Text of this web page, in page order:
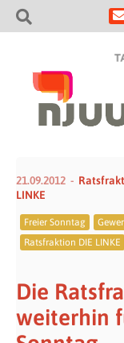
21.09.2012
LINKE
Freier Sonntag
Ratsfraktion DIE LINKE
Die
weiterhin